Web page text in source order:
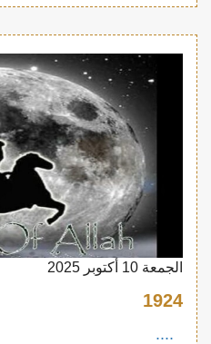
الجمعة 10 أكتوبر 2025
1924
....